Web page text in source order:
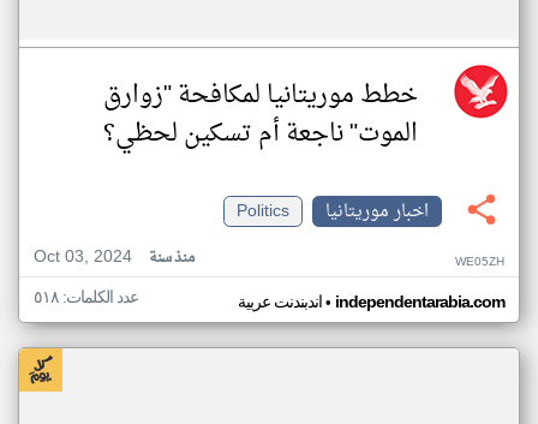
خطط موريتانيا لمكافحة "زوارق
الموت" ناجعة أم تسكين لحظي؟
اخبار موريتانيا
Politics
Oct 03, 2024
منذ سنة WE05ZH
اندبندنت عربية• independentarabia.com عدد الكلمات: ٥١٨